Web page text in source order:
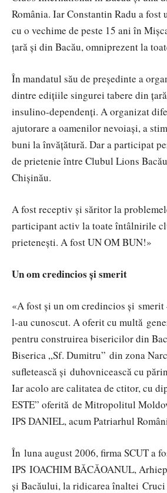
România. Iar Constantin Radu a fost
cu o vechime de peste 15 ani în
țară și din Bacău, omniprezent la
În mandatul său de președinte a
dintre edițiile singurei tabere din
insulino-dependenți. A organizat
ajutorare a oamenilor nevoiași, a
buni la învățătură. Dar a participat
de prietenie între Clubul Lions
Chișinău.
A fost receptiv și săritor la
participant activ la toate întâlnirile
prietenești. A fost UN OM BUN!»
Un om credincios și smerit
«A fost și un om credincios și smerit
l-au cunoscut. A oferit cu multă
pentru construirea bisericilor din
Biserica „Sf. Dumitru” din zona
sufletească și duhovnicească cu
Iar acolo are calitatea de ctitor, cu
ESTE” oferită de Mitropolitul
IPS DANIEL, acum Patriarhul
În luna august 2006, firma SCUT a
IPS IOACHIM BĂCĂOANUL,
și Bacăului, la ridicarea înaltei